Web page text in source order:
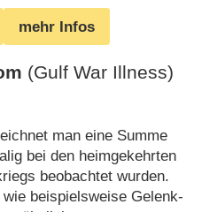
mehr Infos
(Gulf War Illness)
man eine Summe
bei den heimgekehrten
beobachtet wurden.
beispielsweise Gelenk-